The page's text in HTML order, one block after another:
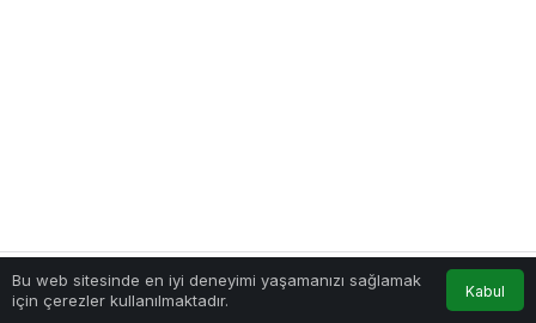
Bu web sitesinde en iyi deneyimi yaşamanızı sağlamak
için çerezler kullanılmaktadır.
Kabul
Anasayfa